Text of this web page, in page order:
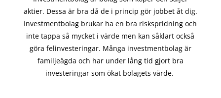
aktier. Dessa är bra då de i princip görjobbet åt dig.
Investmentbolag brukar ha en bra riskspridning och
inte tappa så mycket i värde men kan såklart också
göra felinvesteringar. Många investmentbolag är
familjeägda och har under lång tid gjort bra
investeringar som ökat bolagets värde.